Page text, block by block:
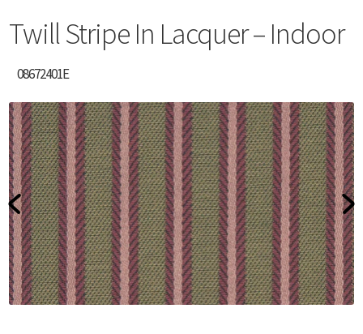
Twill Stripe In Lacquer – Indoor
08672401E